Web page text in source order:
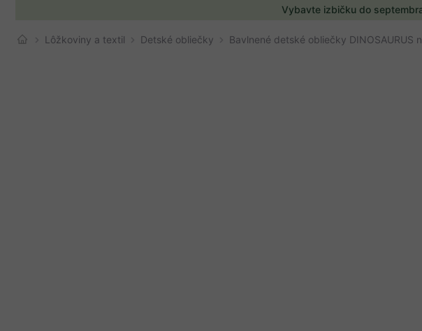
Vybavte izbičku do
Lôžkoviny a textil Detské obliečky Bavlnené detské obliečky DINOSAURUS